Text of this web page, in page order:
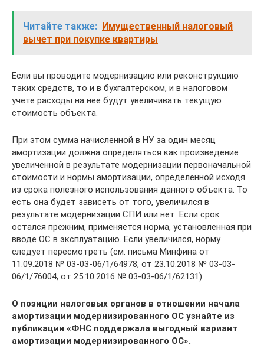
Читайте также: Имущественный налоговый
вычет при покупке квартиры
Если вы проводите модернизацию или реконструкцию
таких средств, то и в бухгалтерском, и в налоговом
учете расходы на нее будут увеличивать текущую
стоимость объекта.
При этом сумма начисленной в НУ за один месяц
амортизации должна определяться как произведение
увеличенной в результате модернизации первоначальной
стоимости и нормы амортизации, определенной исходя
из срока полезного использования данного объекта. То
есть она будет зависеть от того, увеличился в
результате модернизации СПИ или нет. Если срок
остался прежним, применяется норма, установленная при
вводе ОС в эксплуатацию. Если увеличился, норму
следует пересмотреть (см. письма Минфина от
11.09.2018 № 03-03-06/1/64978, от 23.10.2018 № 03-03-
06/1/76004, от 25.10.2016 № 03-03-06/1/62131)
О позиции налоговых органов в отношении начала
амортизации модернизированного ОС узнайте из
публикации «ФНС поддержала выгодный вариант
амортизации модернизированного ОС».